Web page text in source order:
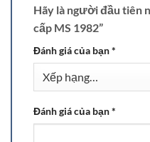
Hãy là người đầu tiên
cấp MS 1982”
Đánh giá của bạn*
Đánh giá của bạn*